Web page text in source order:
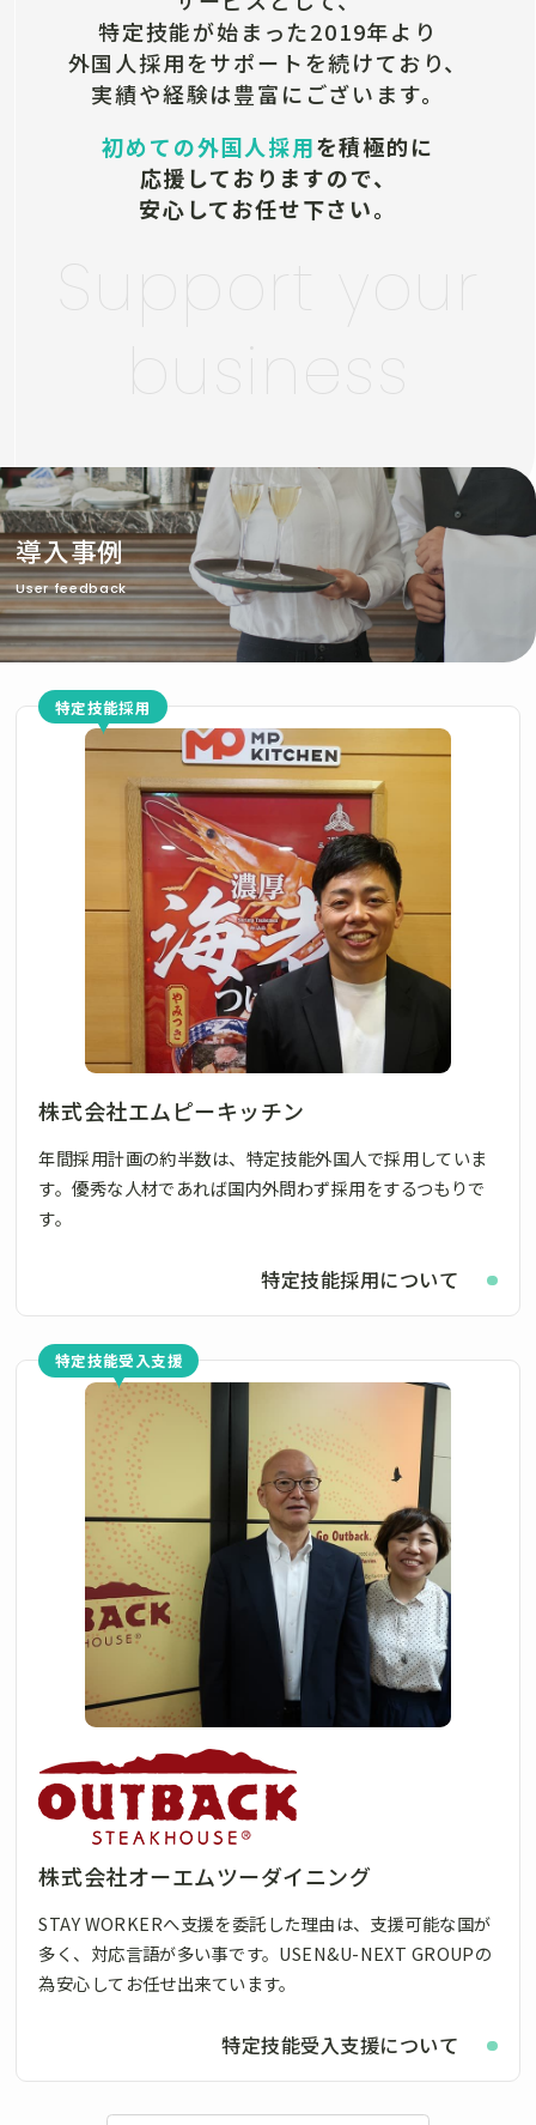
特定技能が始まった2019年より
外国人採用をサポートを続けており、
実績や経験は豊富にございます。
初めての外国人採用を積極的に
応援しておりますので、
安心してお任せ下さい。
導入事例
User feedback
特定技能採用
株式会社エムピーキッチン
年間採用計画の約半数は、特定技能外国人で採用していま
す。優秀な人材であれば国内外問わず採用をするつもりで
す。
特定技能採用について
特定技能受入支援
株式会社オーエムツーダイニング
STAY WORKERへ支援を委託した理由は、支援可能な国が
多く、対応言語が多い事です。USEN&U-NEXT GROUPの
為安心してお任せ出来ています。
特定技能受入支援について